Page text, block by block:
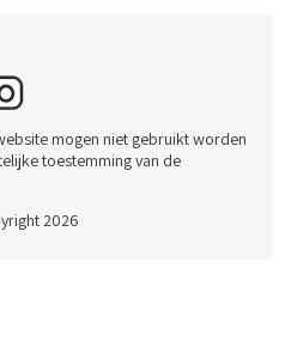
mogen niet gebruikt worden
toestemming van de
2026